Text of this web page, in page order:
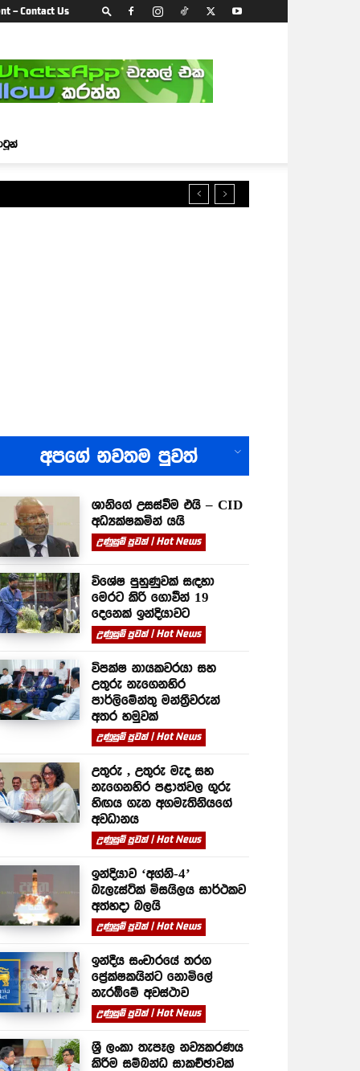
– Contact Us
අපගේ නවතම පුවත්
ශානිගේ උසස්වීම එයි – CID
අධ්‍යක්ෂකමින් යයි
උණුසුම් පුවත් | Hot News
විශේෂ පුහුණුවක් සඳහා
මෙරට කිරි ගොවීන් 19
දෙනෙක් ඉන්දියාවට
උණුසුම් පුවත් | Hot News
විපක්ෂ නායකවරයා සහ
උතුරු නැගෙනහිර
පාර්ලිමේන්තු මන්ත්‍රීවරුන්
අතර හමුවක්
උණුසුම් පුවත් | Hot News
උතුරු , උතුරු මැද සහ
නැගෙනහිර පළාත්වල ගුරු
හිඟය ගැන අගමැතිනියගේ
අවධානය
උණුසුම් පුවත් | Hot News
ඉන්දියාව ‘අග්නි-4’
බැලැස්ටික් මිසයිලය සාර්ථකව
අත්හදා බලයි
උණුසුම් පුවත් | Hot News
ඉන්දීය සංචාරයේ තරග
ප්‍රේක්ෂකයින්ට නොමිලේ
නැරඹීමේ අවස්ථාව
උණුසුම් පුවත් | Hot News
ශ්‍රී ලංකා තැපෑල නව්‍යකරණය
කිරීම සම්බන්ධ සාකච්ඡාවක්